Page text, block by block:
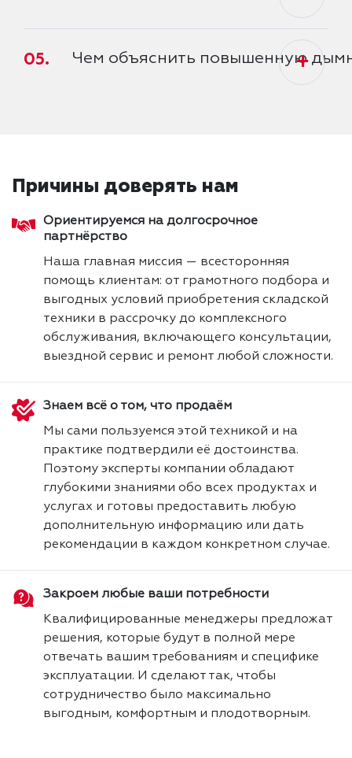
+
05. Чем объяснить повышенную
Причины доверять нам
Ориентируемся на долгосрочное
партнёрство
Наша главная миссия — всесторонняя
помощь клиентам: от грамотного подбора и
выгодных условий приобретения складской
техники в рассрочку до комплексного
обслуживания, включающего консультации,
выездной сервис и ремонт любой сложности.
Знаем всё о том, что продаём
Мы сами пользуемся этой техникой и на
практике подтвердили её достоинства.
Поэтому эксперты компании обладают
глубокими знаниями обо всех продуктах и
услугах и готовы предоставить любую
дополнительную информацию или дать
рекомендации в каждом конкретном случае.
Закроем любые ваши потребности
Квалифицированные менеджеры предложат
решения, которые будут в полной мере
отвечать вашим требованиям и специфике
эксплуатации. И сделают так, чтобы
сотрудничество было максимально
выгодным, комфортным и плодотворным.